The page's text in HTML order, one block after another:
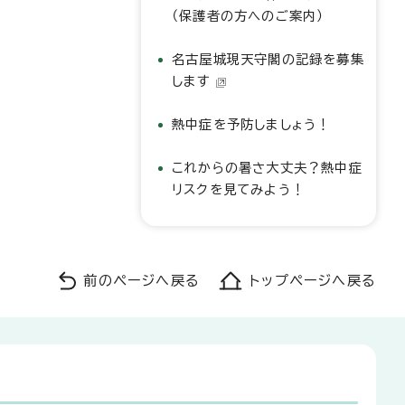
（保護者の方へのご案内）
名古屋城現天守閣の記録を募集
します
熱中症を予防しましょう！
これからの暑さ大丈夫？熱中症
リスクを見てみよう！
前のページへ戻る トップページへ戻る